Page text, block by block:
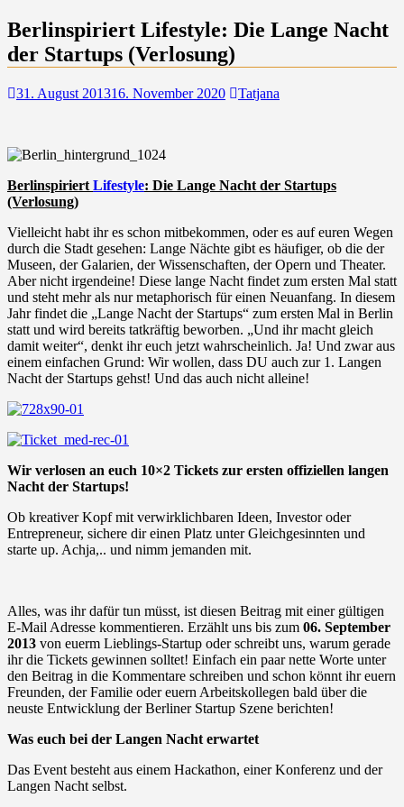
Berlinspiriert Lifestyle: Die Lange Nacht
der Startups (Verlosung)
31. August 201316. November 2020 Tatjana
Berlinspiriert Lifestyle: Die Lange Nacht der Startups
(Verlosung)
Vielleicht habt ihr es schon mitbekommen, oder es auf euren Wegen
durch die Stadt gesehen: Lange Nächte gibt es häufiger, ob die der
Museen, der Galarien, der Wissenschaften, der Opern und Theater.
Aber nicht irgendeine! Diese lange Nacht findet zum ersten Mal statt
und steht mehr als nur metaphorisch für einen Neuanfang. In diesem
Jahr findet die „Lange Nacht der Startups“ zum ersten Mal in Berlin
statt und wird bereits tatkräftig beworben. „Und ihr macht gleich
damit weiter“, denkt ihr euch jetzt wahrscheinlich. Ja! Und zwar aus
einem einfachen Grund: Wir wollen, dass DU auch zur 1. Langen
Nacht der Startups gehst! Und das auch nicht alleine!
Wir verlosen an euch 10×2 Tickets zur ersten offiziellen langen
Nacht der Startups!
Ob kreativer Kopf mit verwirklichbaren Ideen, Investor oder
Entrepreneur, sichere dir einen Platz unter Gleichgesinnten und
starte up. Achja,.. und nimm jemanden mit.
Alles, was ihr dafür tun müsst, ist diesen Beitrag mit einer gültigen
E-Mail Adresse kommentieren. Erzählt uns bis zum 06. September
2013 von euerm Lieblings-Startup oder schreibt uns, warum gerade
ihr die Tickets gewinnen solltet! Einfach ein paar nette Worte unter
den Beitrag in die Kommentare schreiben und schon könnt ihr euern
Freunden, der Familie oder euern Arbeitskollegen bald über die
neuste Entwicklung der Berliner Startup Szene berichten!
Was euch bei der Langen Nacht erwartet
Das Event besteht aus einem Hackathon, einer Konferenz und der
Langen Nacht selbst.